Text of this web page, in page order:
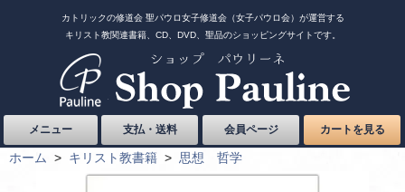
カトリックの修道会 聖パウロ女子修道会（女子パウロ会）が運営する
キリスト教関連書籍、CD、DVD、聖品のショッピングサイトです。
メニュー 支払・送料 会員ページ カートを見る
ホーム > キリスト教書籍 > 思想 哲学